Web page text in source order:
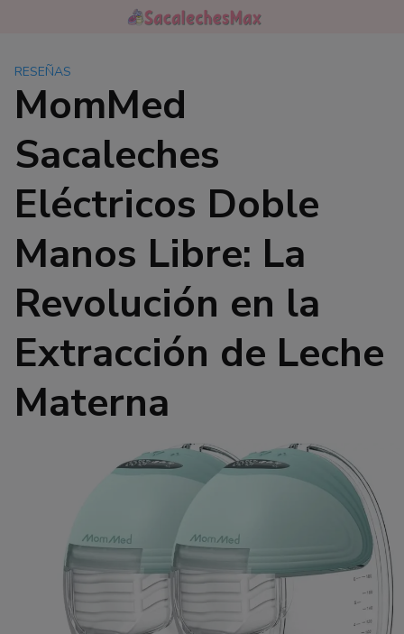
RESEÑAS
MomMed
Sacaleches
Eléctricos Doble
Manos Libre: La
Revolución en la
Extracción de Leche
Materna